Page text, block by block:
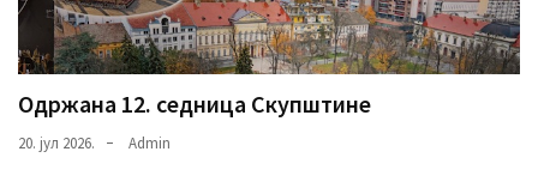
Одржана 12. седница Скупштине
20. јул 2026. Admin